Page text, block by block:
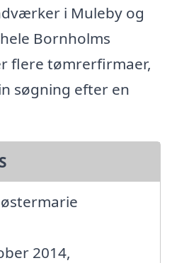
i Muleby og
Bornholms
flere tømrerfirmaer,
søgning efter en
2014,